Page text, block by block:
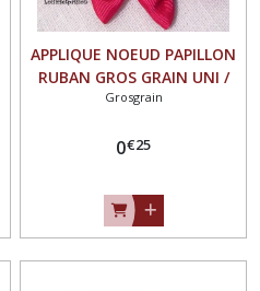
APPLIQUE NOEUD PAPILLON
RUBAN GROS GRAIN UNI /
FUCHSIA ** 35 X 23 mm **
Grosgrain
0€25